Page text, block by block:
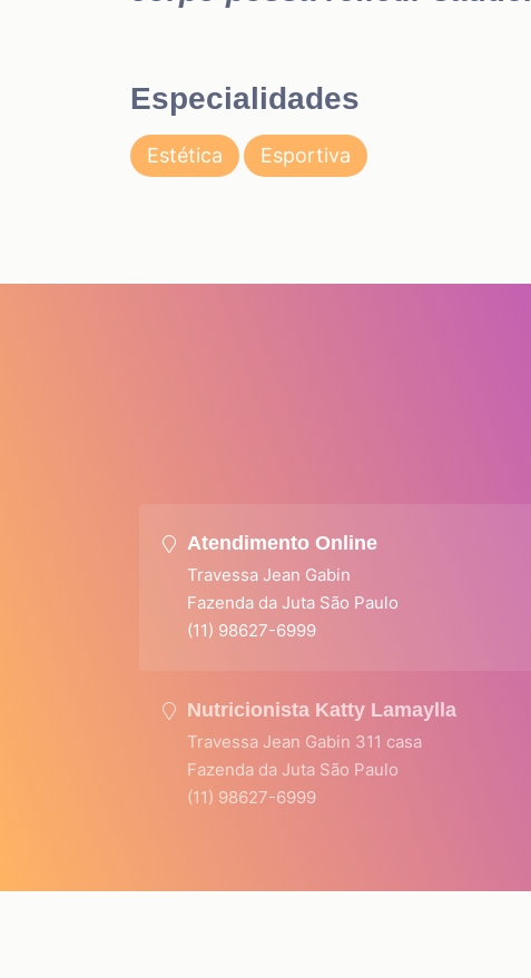
Especialidades
Estética Esportiva
Atendimento Online
Travessa Jean Gabin
Fazenda da Juta São Paulo
(11) 98627-6999
Nutricionista Katty Lamaylla
Travessa Jean Gabin 311 casa
Fazenda da Juta São Paulo
(11) 98627-6999